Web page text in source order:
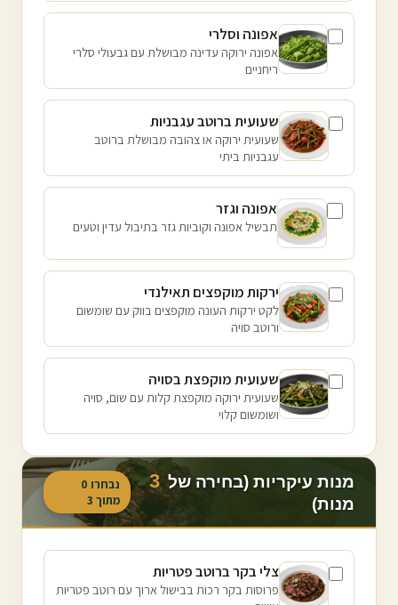
אפונה וסלרי
אפונה ירוקה עדינה מבושלת עם גבעולי סלרי
ריחניים
שעועית ברוטב עגבניות
שעועית ירוקה או צהובה מבושלת ברוטב
עגבניות ביתי
אפונה וגזר
תבשיל אפונה וקוביות גזר בתיבול עדין וטעים
ירקות מוקפצים תאילנדי
לקט ירקות העונה מוקפצים בווק עם שומשום
ורוטב סויה
שעועית מוקפצת בסויה
שעועית ירוקה מוקפצת קלות עם שום, סויה
ושומשום קלוי
מנות עיקריות (בחירה של 3
מנות)
נבחרו 0
מתוך 3
צלי בקר ברוטב פטריות
פרוסות בקר רכות בבישול ארוך עם רוטב פטריות